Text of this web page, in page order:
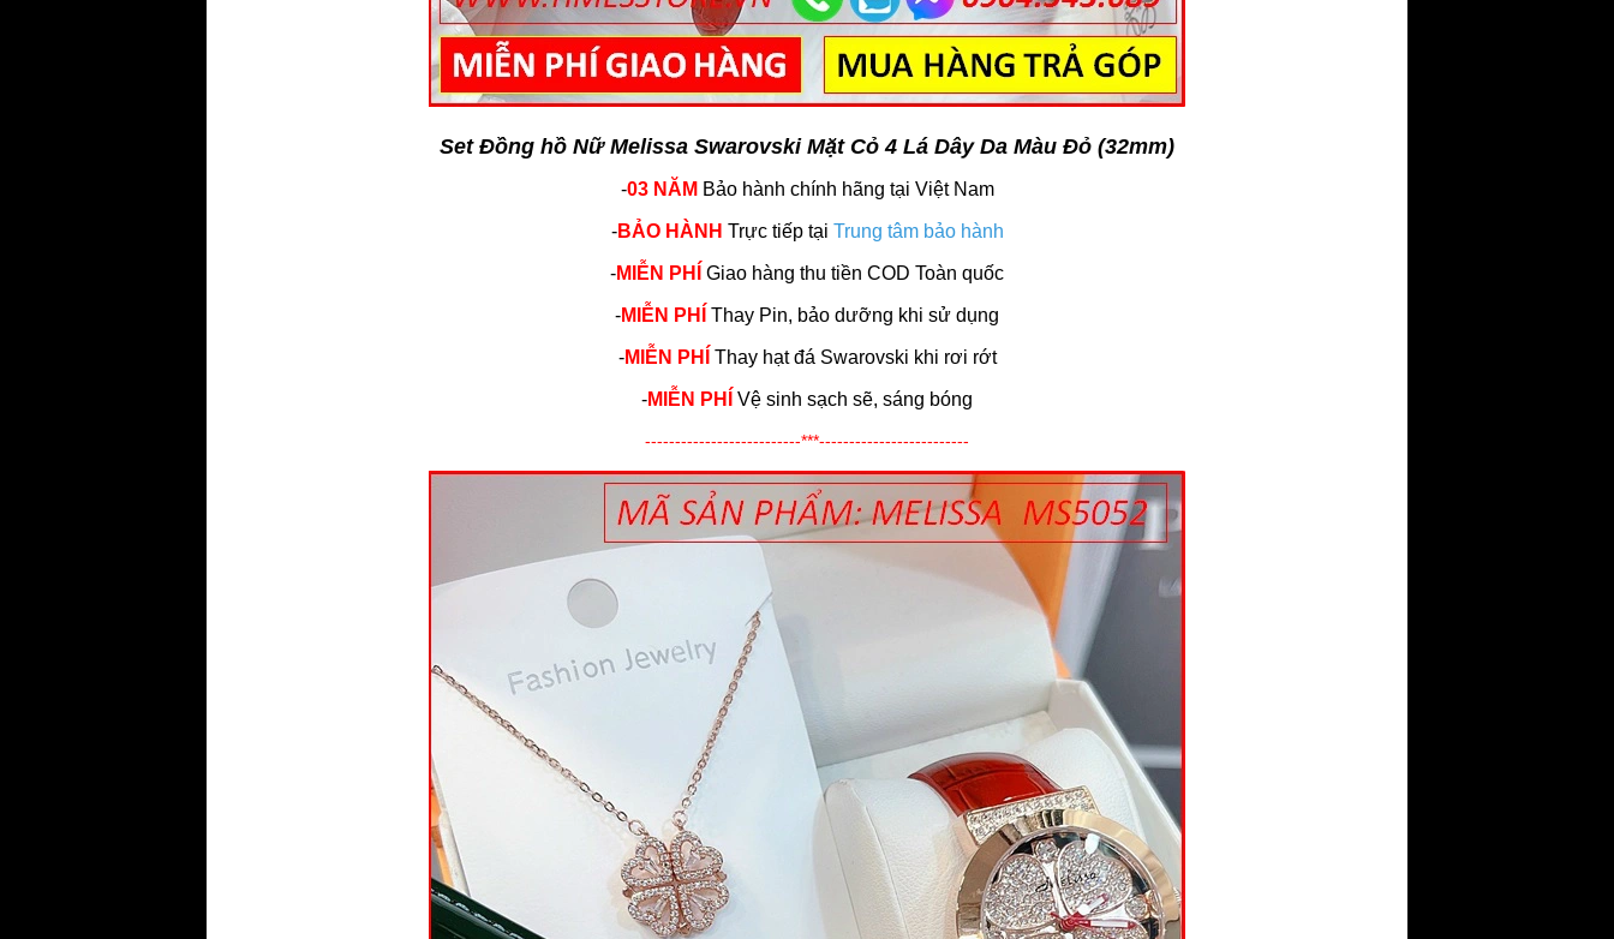
Set Đồng hồ Nữ Melissa Swarovski Mặt Cỏ 4 Lá Dây Da Màu Đỏ (32mm)
-03 NĂM Bảo hành chính hãng tại Việt Nam
-BẢO HÀNH Trực tiếp tại Trung tâm bảo hành
-MIỄN PHÍ Giao hàng thu tiền COD Toàn quốc
-MIỄN PHÍ Thay Pin, bảo dưỡng khi sử dụng
-MIỄN PHÍ Thay hạt đá Swarovski khi rơi rớt
-MIỄN PHÍ Vệ sinh sạch sẽ, sáng bóng
--------------------------***-------------------------